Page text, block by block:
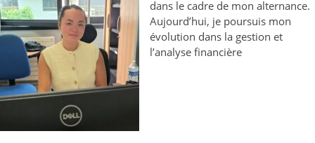
dans le cadre de mon alternance.
Aujourd’hui, je poursuis mon
évolution dans la gestion et
l’analyse financière